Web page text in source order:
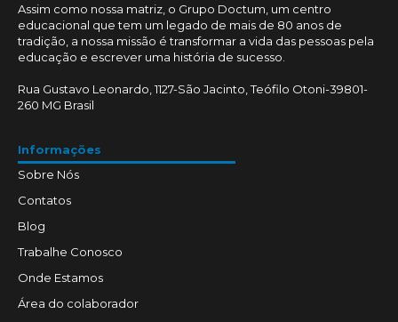
Assim como nossa matriz, o Grupo Doctum, um centro
educacional que tem um legado de mais de 80 anos de
tradição, a nossa missão é transformar a vida das pessoas pela
educação e escrever uma história de sucesso.
Rua Gustavo Leonardo, 1127-São Jacinto, Teófilo Otoni-39801-
260 MG Brasil
Informações
Sobre Nós
Contatos
Blog
Trabalhe Conosco
Onde Estamos
Área do colaborador